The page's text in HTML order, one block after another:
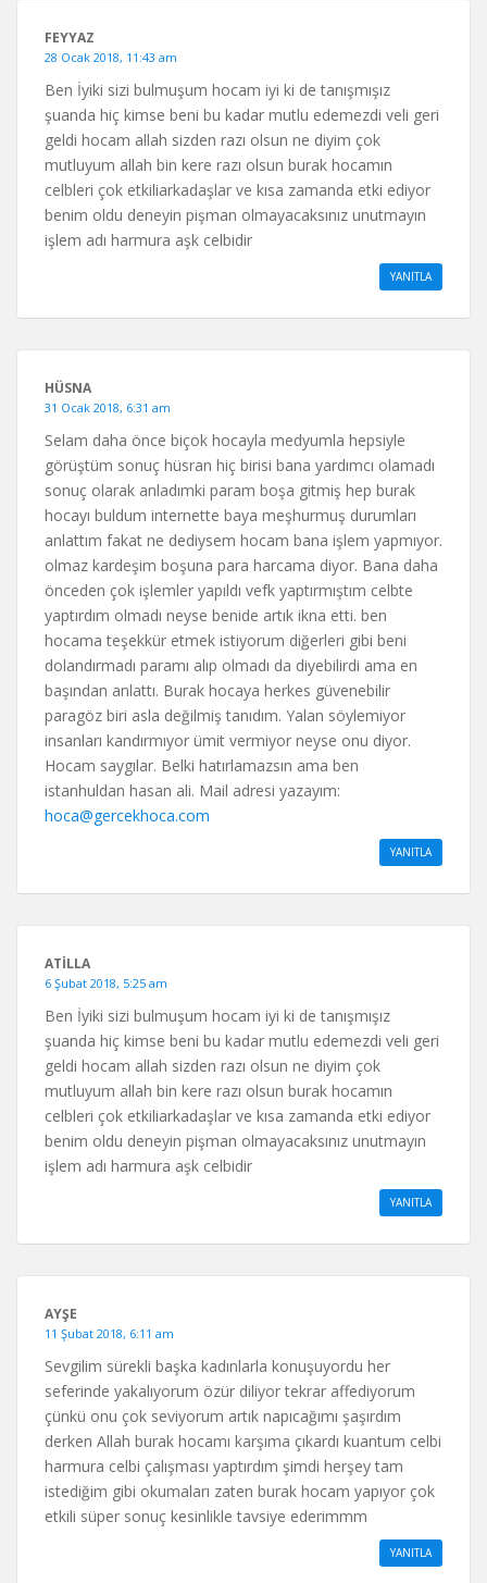
FEYYAZ
28 Ocak 2018, 11:43 am
Ben İyiki sizi bulmuşum hocam iyi ki de tanışmışız
şuanda hiç kimse beni bu kadar mutlu edemezdi veli geri
geldi hocam allah sizden razı olsun ne diyim çok
mutluyum allah bin kere razı olsun burak hocamın
celbleri çok etkiliarkadaşlar ve kısa zamanda etki ediyor
benim oldu deneyin pişman olmayacaksınız unutmayın
işlem adı harmura aşk celbidir
YANITLA
HÜSNA
31 Ocak 2018, 6:31 am
Selam daha önce biçok hocayla medyumla hepsiyle
görüştüm sonuç hüsran hiç birisi bana yardımcı olamadı
sonuç olarak anladımki param boşa gitmiş hep burak
hocayı buldum internette baya meşhurmuş durumları
anlattım fakat ne dediysem hocam bana işlem yapmıyor.
olmaz kardeşim boşuna para harcama diyor. Bana daha
önceden çok işlemler yapıldı vefk yaptırmıştım celbte
yaptırdım olmadı neyse benide artık ikna etti. ben
hocama teşekkür etmek istiyorum diğerleri gibi beni
dolandırmadı paramı alıp olmadı da diyebilirdi ama en
başından anlattı. Burak hocaya herkes güvenebilir
paragöz biri asla değilmiş tanıdım. Yalan söylemiyor
insanları kandırmıyor ümit vermiyor neyse onu diyor.
Hocam saygılar. Belki hatırlamazsın ama ben
istanhuldan hasan ali. Mail adresi yazayım:
hoca@gercekhoca.com
YANITLA
ATİLLA
6 Şubat 2018, 5:25 am
Ben İyiki sizi bulmuşum hocam iyi ki de tanışmışız
şuanda hiç kimse beni bu kadar mutlu edemezdi veli geri
geldi hocam allah sizden razı olsun ne diyim çok
mutluyum allah bin kere razı olsun burak hocamın
celbleri çok etkiliarkadaşlar ve kısa zamanda etki ediyor
benim oldu deneyin pişman olmayacaksınız unutmayın
işlem adı harmura aşk celbidir
YANITLA
AYŞE
11 Şubat 2018, 6:11 am
Sevgilim sürekli başka kadınlarla konuşuyordu her
seferinde yakalıyorum özür diliyor tekrar affediyorum
çünkü onu çok seviyorum artık napıcağımı şaşırdım
derken Allah burak hocamı karşıma çıkardı kuantum celbi
harmura celbi çalışması yaptırdım şimdi herşey tam
istediğim gibi okumaları zaten burak hocam yapıyor çok
etkili süper sonuç kesinlikle tavsiye ederimmm
YANITLA